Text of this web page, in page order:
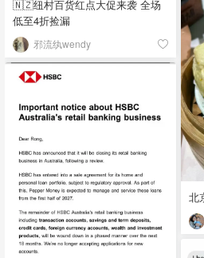
🇳🇿纽村百货红点大促来袭 全场
低至4折捡漏
邪流纨wendy
北